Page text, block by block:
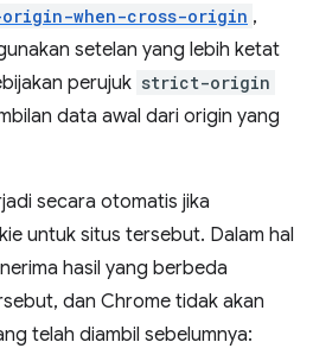
when-cross-origin ,
setelan yang lebih ketat
perujuk strict-origin
data awal dari origin yang
secara otomatis jika
untuk situs tersebut. Dalam hal
hasil yang berbeda
dan Chrome tidak akan
telah diambil sebelumnya: